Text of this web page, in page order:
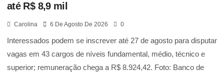
até R$ 8,9 mil
Carolina 6 De Agosto De 2026 0
Interessados podem se inscrever até 27 de agosto para disputar
vagas em 43 cargos de níveis fundamental, médio, técnico e
superior; remuneração chega a R$ 8.924,42. Foto: Banco de